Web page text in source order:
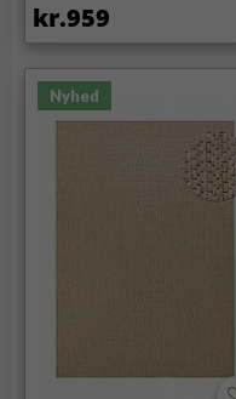
kr.959
Nyhed